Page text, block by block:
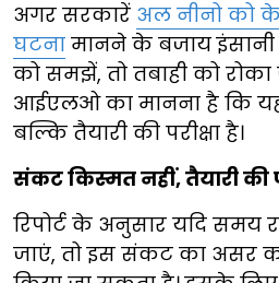
अगर सरकारें अल नीनो को
घटना मानने के बजाय
को समझें, तो तबाही को
आईएलओ का मानना है कि
बल्कि तैयारी की परीक्षा है।
संकट किस्मत नहीं, तैयारी की
रिपोर्ट के अनुसार यदि समय
जाएं, तो इस संकट का असर